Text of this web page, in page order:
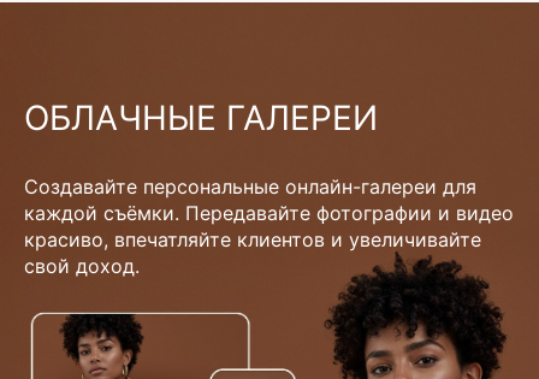
ОБЛАЧНЫЕ ГАЛЕРЕИ
Создавайте персональные онлайн-галереи для
каждой съёмки. Передавайте фотографии и видео
красиво, впечатляйте клиентов и увеличивайте
свой доход.